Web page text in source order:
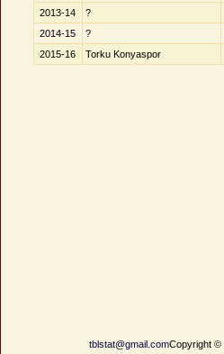
2013-14
?
2014-15
?
2015-16
Torku Konyaspor
tblstat@gmail.comCopyright ©